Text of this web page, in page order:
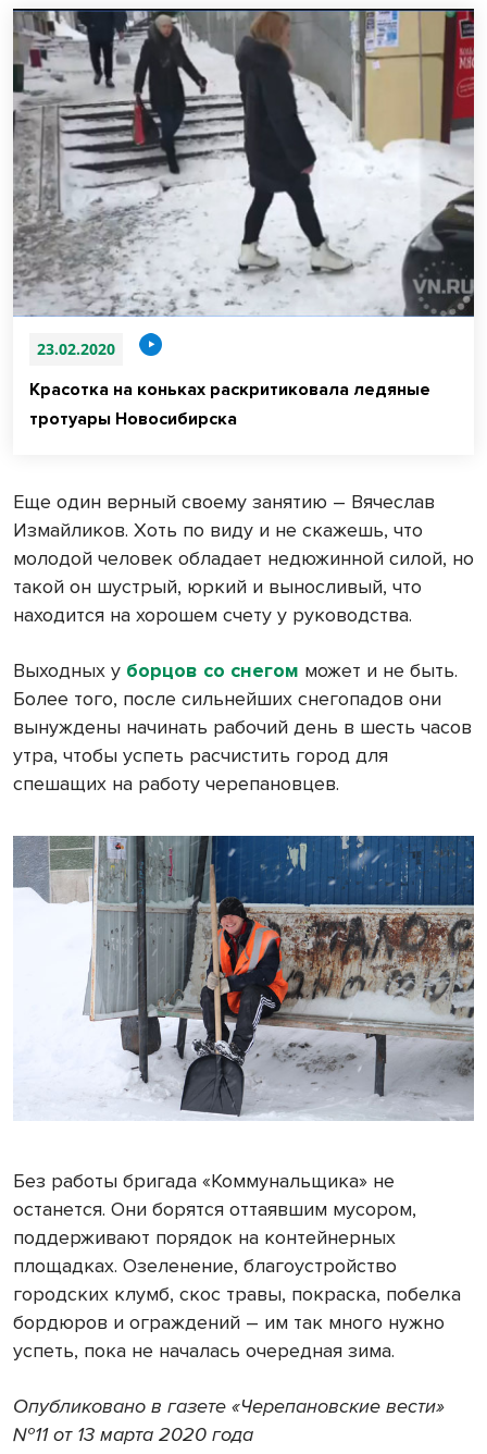
23.02.2020
Красотка на коньках раскритиковала ледяные
тротуары Новосибирска
Еще один верный своему занятию – Вячеслав
Измайликов. Хоть по виду и не скажешь, что
молодой человек обладает недюжинной силой, но
такой он шустрый, юркий и выносливый, что
находится на хорошем счету у руководства.
Выходных у борцов со снегом может и не быть.
Более того, после сильнейших снегопадов они
вынуждены начинать рабочий день в шесть часов
утра, чтобы успеть расчистить город для
спешащих на работу черепановцев.
Без работы бригада «Коммунальщика» не
останется. Они борятся оттаявшим мусором,
поддерживают порядок на контейнерных
площадках. Озеленение, благоустройство
городских клумб, скос травы, покраска, побелка
бордюров и ограждений – им так много нужно
успеть, пока не началась очередная зима.
Опубликовано в газете «Черепановские вести»
№11 от 13 марта 2020 года